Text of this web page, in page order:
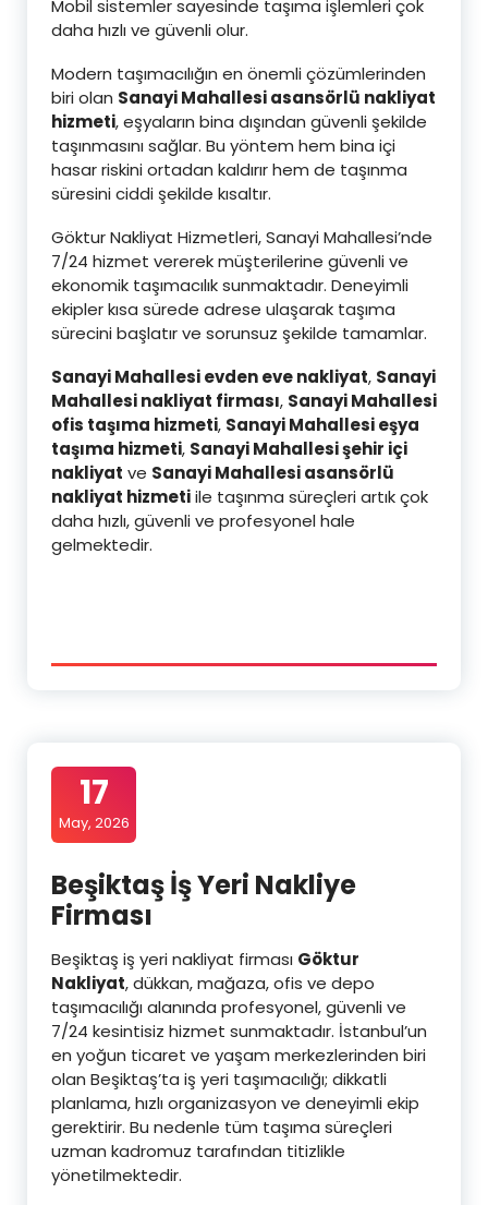
Mobil sistemler sayesinde taşıma işlemleri çok
daha hızlı ve güvenli olur.
Modern taşımacılığın en önemli çözümlerinden
biri olan Sanayi Mahallesi asansörlü nakliyat
hizmeti, eşyaların bina dışından güvenli şekilde
taşınmasını sağlar. Bu yöntem hem bina içi
hasar riskini ortadan kaldırır hem de taşınma
süresini ciddi şekilde kısaltır.
Göktur Nakliyat Hizmetleri, Sanayi Mahallesi’nde
7/24 hizmet vererek müşterilerine güvenli ve
ekonomik taşımacılık sunmaktadır. Deneyimli
ekipler kısa sürede adrese ulaşarak taşıma
sürecini başlatır ve sorunsuz şekilde tamamlar.
Sanayi Mahallesi evden eve nakliyat, Sanayi
Mahallesi nakliyat firması, Sanayi Mahallesi
ofis taşıma hizmeti, Sanayi Mahallesi eşya
taşıma hizmeti, Sanayi Mahallesi şehir içi
nakliyat ve Sanayi Mahallesi asansörlü
nakliyat hizmetiile taşınma süreçleri artık çok
daha hızlı, güvenli ve profesyonel hale
gelmektedir.
17
May, 2026
Beşiktaş İş Yeri Nakliye
Firması
Beşiktaş iş yeri nakliyat firması Göktur
Nakliyat, dükkan, mağaza, ofis ve depo
taşımacılığı alanında profesyonel, güvenli ve
7/24 kesintisiz hizmet sunmaktadır. İstanbul’un
en yoğun ticaret ve yaşam merkezlerinden biri
olan Beşiktaş’ta iş yeri taşımacılığı; dikkatli
planlama, hızlı organizasyon ve deneyimli ekip
gerektirir. Bu nedenle tüm taşıma süreçleri
uzman kadromuz tarafından titizlikle
yönetilmektedir.